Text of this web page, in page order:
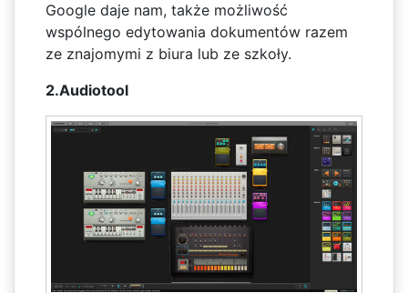
Google daje nam, także możliwość
wspólnego edytowania dokumentów razem
ze znajomymi z biura lub ze szkoły.
2.Audiotool